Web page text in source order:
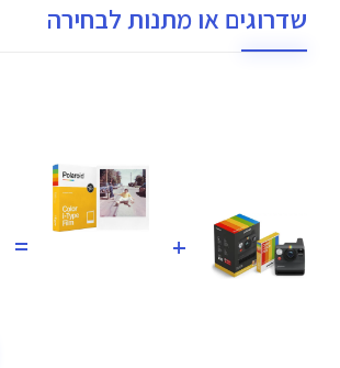
שדרוגים או מתנות לבחירה
+
=